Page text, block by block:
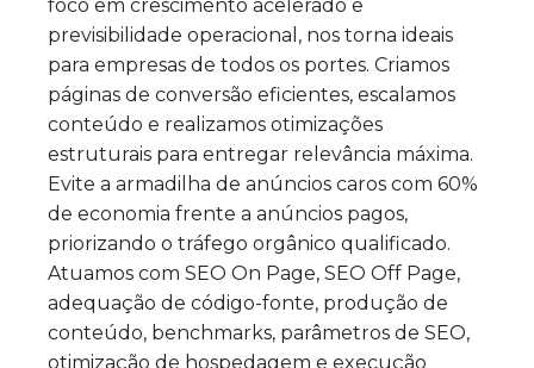
foco em crescimento acelerado e
previsibilidade operacional, nos torna ideais
para empresas de todos os portes. Criamos
páginas de conversão eficientes, escalamos
conteúdo e realizamos otimizações
estruturais para entregar relevância máxima.
Evite a armadilha de anúncios caros com 60%
de economia frente a anúncios pagos,
priorizando o tráfego orgânico qualificado.
Atuamos com SEO On Page, SEO Off Page,
adequação de código-fonte, produção de
conteúdo, benchmarks, parâmetros de SEO,
otimização de hospedagem e execução